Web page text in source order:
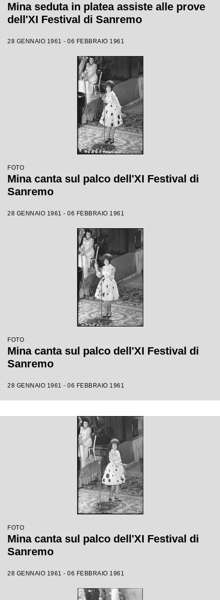
Mina seduta in platea assiste alle prove
dell'XI Festival di Sanremo
28 GENNAIO 1961 - 06 FEBBRAIO 1961
FOTO
Mina canta sul palco dell'XI Festival di
Sanremo
28 GENNAIO 1961 - 06 FEBBRAIO 1961
FOTO
Mina canta sul palco dell'XI Festival di
Sanremo
28 GENNAIO 1961 - 06 FEBBRAIO 1961
FOTO
Mina canta sul palco dell'XI Festival di
Sanremo
28 GENNAIO 1961 - 06 FEBBRAIO 1961